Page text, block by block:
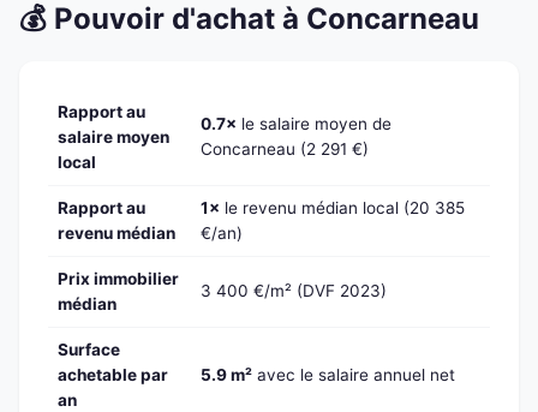
💰 Pouvoir d'achat à Concarneau
Rapport au
salaire moyen
local
0.7× le salaire moyen de
Concarneau (2 291 €)
Rapport au
revenu médian
1× le revenu médian local (20 385
€/an)
Prix immobilier
médian
3 400 €/m² (DVF 2023)
Surface
achetable par
an
5.9 m² avec le salaire annuel net